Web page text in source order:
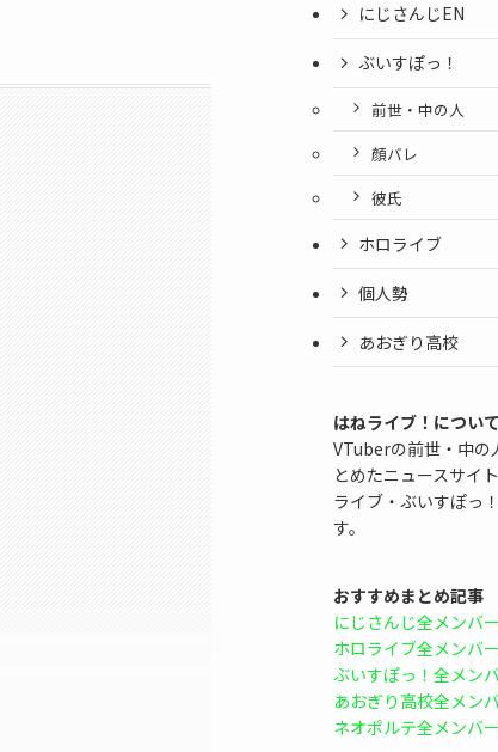
にじさんじEN
ぶいすぽっ！
前世・中の人
顔バレ
彼氏
ホロライブ
個人勢
あおぎり高校
はねライブ！について
VTuberの前世・中の
とめたニュースサイ
ライブ・ぶいすぽっ
す。
おすすめまとめ記事
にじさんじ全メンバ
ホロライブ全メンバ
ぶいすぽっ！全メン
あおぎり高校全メン
ネオポルテ全メンバ